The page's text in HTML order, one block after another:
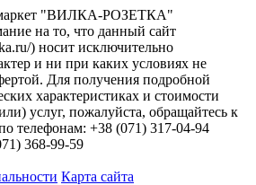
"ВИЛКА-РОЗЕТКА"
на то, что данный сайт
) носит исключительно
и ни при каких условиях не
Для получения подробной
характеристиках и стоимости
услуг, пожалуйста, обращайтесь к
телефонам: +38 (071) 317-04-94
368-99-59
Карта сайта